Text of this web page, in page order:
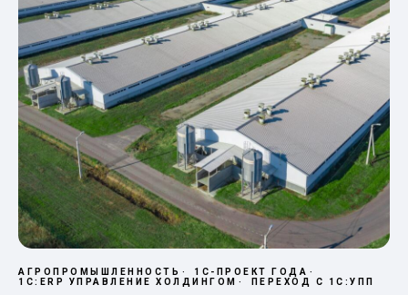
АГРОПРОМЫШЛЕННОСТЬ
1С-ПРОЕКТ ГОДА
1С:ERP УПРАВЛЕНИЕ ХОЛДИНГОМ
ПЕРЕХОД С 1С:УПП